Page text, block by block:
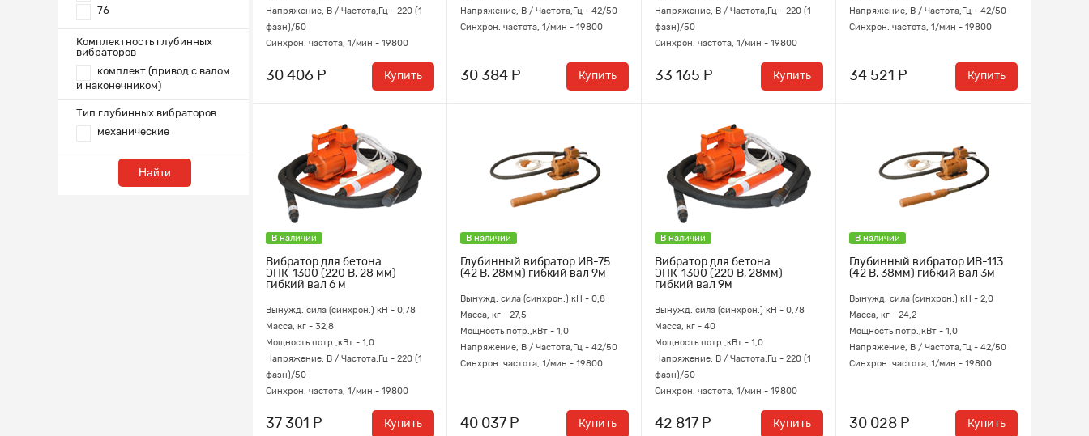
76
Комплектность глубинных
вибраторов
комплект (привод с валом
и наконечником)
Тип глубинных вибраторов
механические
Найти
Напряжение, В / Частота,Гц - 220 (1
фазн)/50
Синхрон. частота, 1/мин - 19800
30 406 Р Купить
Напряжение, В / Частота,Гц - 42/50
Синхрон. частота, 1/мин - 19800
30 384 Р Купить
Напряжение, В / Частота,Гц - 220 (1
фазн)/50
Синхрон. частота, 1/мин - 19800
33 165 Р Купить
Напряжение, В / Частота,Гц - 42/50
Синхрон. частота, 1/мин - 19800
34 521 Р Купить
В наличии
Вибратор для бетона
ЭПК-1300 (220 В, 28 мм)
гибкий вал 6 м
Вынужд. сила (синхрон.) кН - 0,78
Масса, кг - 32,8
Мощность потр.,кВт - 1,0
Напряжение, В / Частота,Гц - 220 (1
фазн)/50
Синхрон. частота, 1/мин - 19800
37 301 Р Купить
В наличии
Глубинный вибратор ИВ-75
(42 В, 28мм) гибкий вал 9м
Вынужд. сила (синхрон.) кН - 0,8
Масса, кг - 27,5
Мощность потр.,кВт - 1,0
Напряжение, В / Частота,Гц - 42/50
Синхрон. частота, 1/мин - 19800
40 037 Р Купить
В наличии
Вибратор для бетона
ЭПК-1300 (220 В, 28мм)
гибкий вал 9м
Вынужд. сила (синхрон.) кН - 0,78
Масса, кг - 40
Мощность потр.,кВт - 1,0
Напряжение, В / Частота,Гц - 220 (1
фазн)/50
Синхрон. частота, 1/мин - 19800
42 817 Р Купить
В наличии
Глубинный вибратор ИВ-113
(42 В, 38мм) гибкий вал 3м
Вынужд. сила (синхрон.) кН - 2,0
Масса, кг - 24,2
Мощность потр.,кВт - 1,0
Напряжение, В / Частота,Гц - 42/50
Синхрон. частота, 1/мин - 19800
30 028 Р Купить